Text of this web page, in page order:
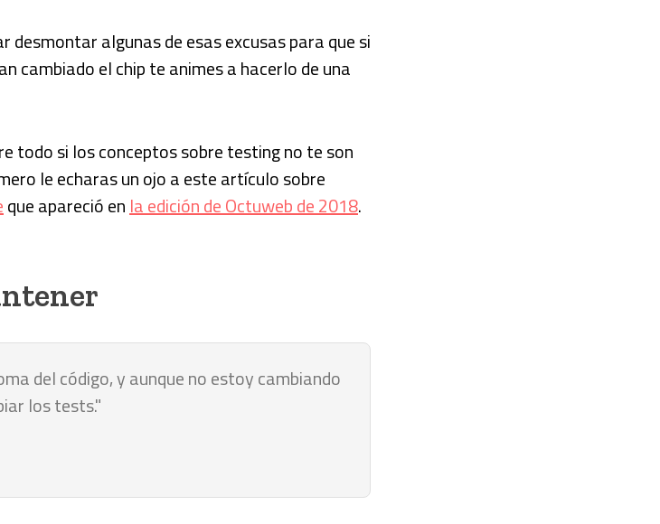
desmontar algunas de esas excusas para que si
cambiado el chip te animes a hacerlo de una
todo si los conceptos sobre testing no te son
le echaras un ojo a este artículo sobre
que apareció en la edición de Octuweb de 2018.
del código, y aunque no estoy cambiando
los tests."